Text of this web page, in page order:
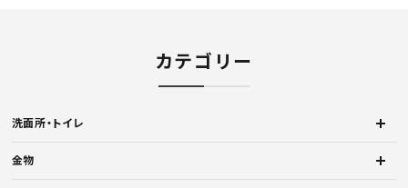
カテゴリー
洗面所・トイレ
金物